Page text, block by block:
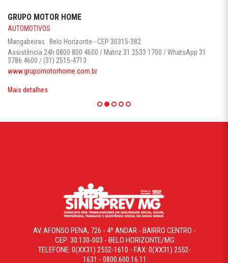
GRUPO MOTOR HOME
AUTOMOTIVOS
Mangabeiras . Belo Horizonte - CEP 30315-382
Assistência 24h 0800 800 4600 / Matriz 31 2533 1700 / WhatsApp 31
3786 4600 / (31) 2515-4713
www.grupomotorhome.com.br
Mais detalhes
AV. AFONSO PENA, 726 - 4º ANDAR - BAIRRO CENTRO -
CEP: 30.130-003 - BELO HORIZONTE/MG
TELEFONE: 0(XX31) 2552-1610 - FAX: 0(XX31) 2552-
1631 - 0800.600.16.11